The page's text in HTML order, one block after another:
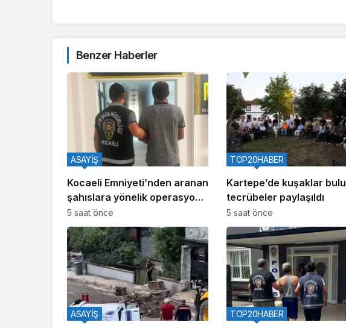
Benzer Haberler
Kocaeli Emniyeti’nden aranan
şahıslara yönelik operasyon:
İki hükümlü yakalandı
ASAYİŞ
5 saat önce
Kartepe’de kuşaklar
tecrübeler paylaşıldı
TOP20HABER
5 saat önce
ASAYİŞ TOP20HABER